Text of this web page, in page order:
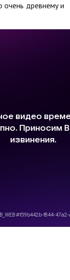
очень древнему и